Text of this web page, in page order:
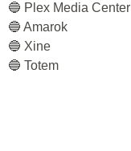
🔵 Plex Media Center
🔵 Amarok
🔵 Xine
🔵 Totem